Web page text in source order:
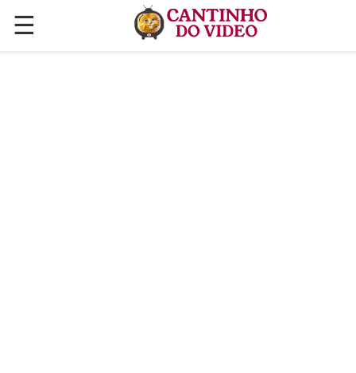
☰
✕